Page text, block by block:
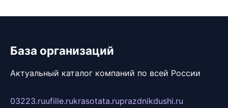
База организаций
Актуальный каталог компаний по всей России
03223.ruufille.rukrasotata.ruprazdnikdushi.ru